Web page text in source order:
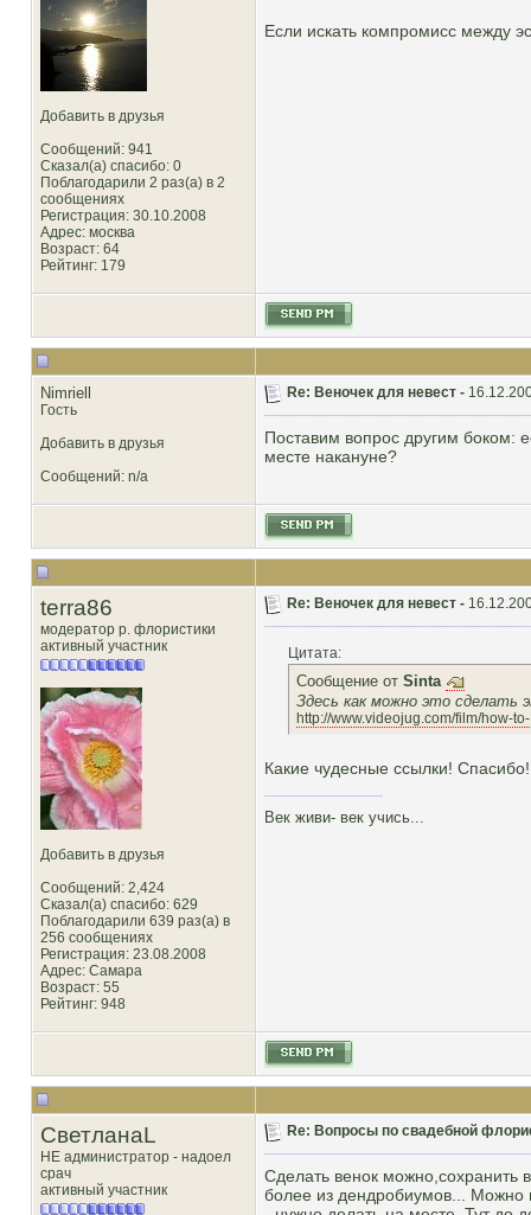
Добавить в друзья
Сообщений: 941
Сказал(а) спасибо: 0
Поблагодарили 2 раз(а) в 2
сообщениях
Регистрация: 30.10.2008
Адрес: москва
Возраст: 64
Рейтинг: 179
Если искать компромисс между
Nimriell
Гость
Добавить в друзья
Сообщений: n/a
Re: Веночек для невест -
Поставим вопрос другим боком:
месте накануне?
terra86
модератор р. флористики
активный участник
Добавить в друзья
Сообщений: 2,424
Сказал(а) спасибо: 629
Поблагодарили 639 раз(а) в
256 сообщениях
Регистрация: 23.08.2008
Адрес: Самара
Возраст: 55
Рейтинг: 948
Re: Веночек для невест -
Цитата:
Сообщение от Sinta
Здесь как можно это сделать
http://www.videojug.com/film/how-
Какие чудесные ссылки! Спасибо!
Век живи- век учись...
СветланаL
НЕ администратор - надоел
срач
активный участник
Re: Вопросы по свадебной
Сделать венок можно,сохранить
более из дендробиумов... Можно